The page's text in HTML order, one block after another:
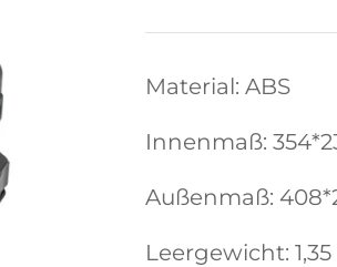
Material: ABS
Innenmaß:
Außenmaß:
Leergewicht: